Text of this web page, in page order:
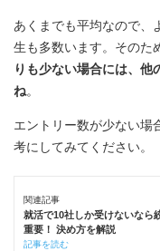
あくまでも平均なので、
生も多数います。そのた
りも少ない場合には、他
ね。
エントリー数が少ない場
考にしてみてください。
関連記事
就活で10社しか受けないなら
重要！ 決め方を解説
記事を読む